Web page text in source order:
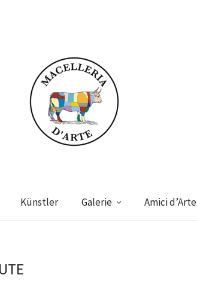
Künstler Galerie Amici d’Arte